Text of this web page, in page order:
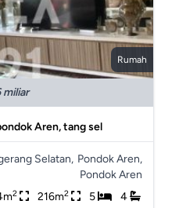
Rumah
miliar
Aren, tang sel
Selatan, Pondok Aren,
Pondok Aren
2 216m2 5 4